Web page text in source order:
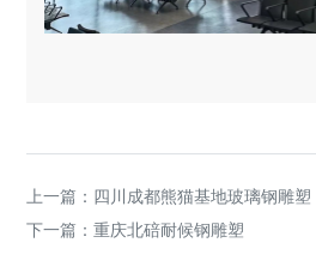
上一篇： 四川成都熊猫基地玻璃钢雕塑
下一篇： 重庆北碚耐候钢雕塑